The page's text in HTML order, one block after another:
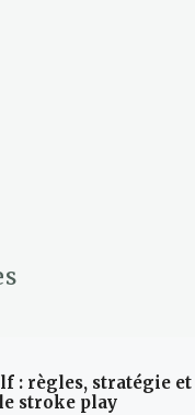
: règles, stratégie et
stroke play